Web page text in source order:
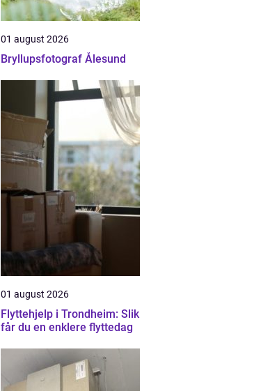
01 august 2026
Bryllupsfotograf Ålesund
01 august 2026
Flyttehjelp i Trondheim: Slik
får du en enklere flyttedag